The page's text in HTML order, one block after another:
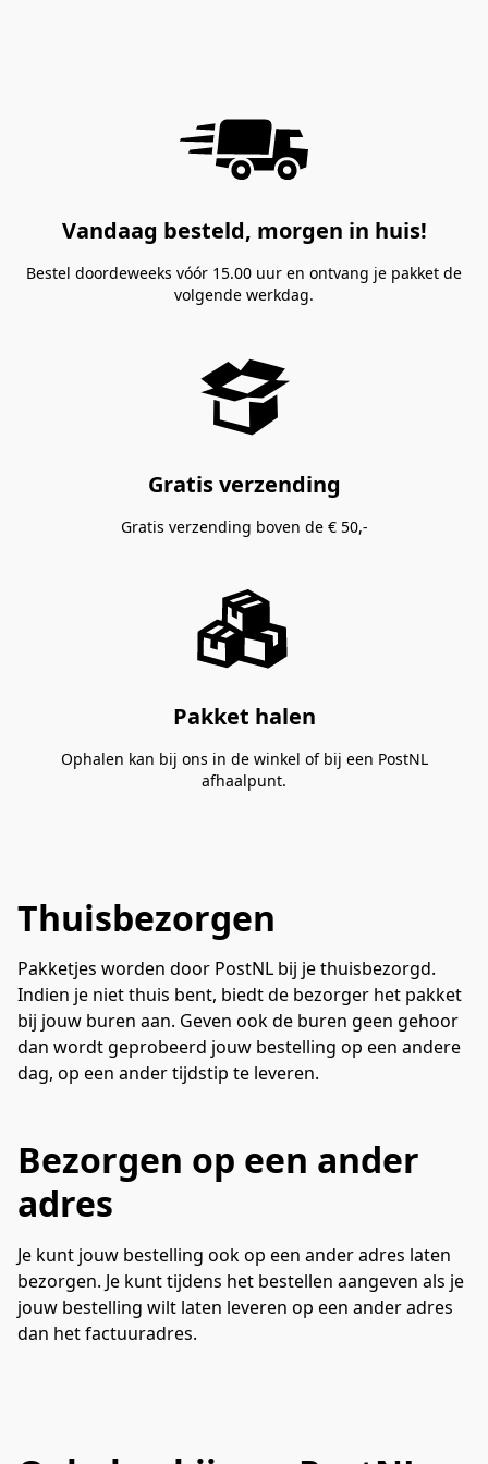
Vandaag besteld, morgen in huis!
Bestel doordeweeks vóór 15.00 uur en ontvang je pakket de
volgende werkdag.
Gratis verzending
Gratis verzending boven de € 50,-
Pakket halen
Ophalen kan bij ons in de winkel of bij een PostNL
afhaalpunt.
Thuisbezorgen
Pakketjes worden door PostNL bij je thuisbezorgd.
Indien je niet thuis bent, biedt de bezorger het pakket
bij jouw buren aan. Geven ook de buren geen gehoor
dan wordt geprobeerd jouw bestelling op een andere
dag, op een ander tijdstip te leveren.
Bezorgen op een ander
adres
Je kunt jouw bestelling ook op een ander adres laten
bezorgen. Je kunt tijdens het bestellen aangeven als je
jouw bestelling wilt laten leveren op een ander adres
dan het factuuradres.